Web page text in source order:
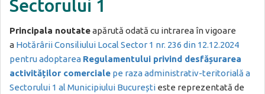
Sectorului 1
Principala noutateapărută odată cu intrarea în vigoare
a Hotărârii Consiliului Local Sector 1 nr. 236 din 12.12.2024
pentru adoptarea Regulamentului privind desfășurarea
activităților comerciale pe raza administrativ-teritorială a
Sectorului 1 al Municipiului București este reprezentată de